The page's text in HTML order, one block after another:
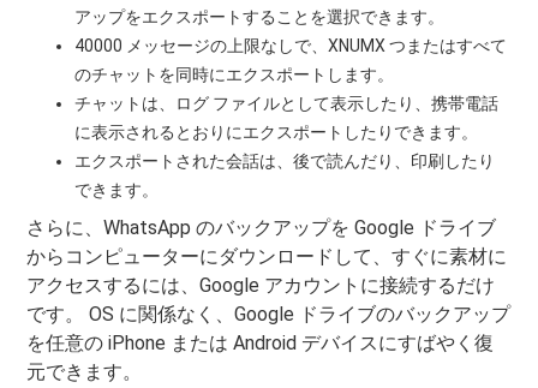
アップをエクスポートすることを選択できます。
40000 メッセージの上限なしで、XNUMX つまたはすべて
のチャットを同時にエクスポートします。
チャットは、ログ ファイルとして表示したり、携帯電話
に表示されるとおりにエクスポートしたりできます。
エクスポートされた会話は、後で読んだり、印刷したり
できます。
さらに、WhatsApp のバックアップを Google ドライブ
からコンピューターにダウンロードして、すぐに素材に
アクセスするには、Google アカウントに接続するだけ
です。 OS に関係なく、Google ドライブのバックアップ
を任意の iPhone または Android デバイスにすばやく復
元できます。